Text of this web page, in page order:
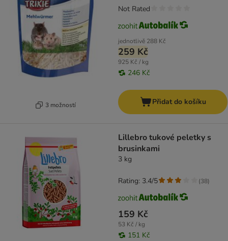
3 možností
jednotlivě 288 Kč
259 Kč
925 Kč / kg
246 Kč
Not Rated
Přidat do košíku
Lillebro tukové peletky s
brusinkami
3 kg
159 Kč
53 Kč / kg
151 Kč
Rating: 3.4/5 (38)